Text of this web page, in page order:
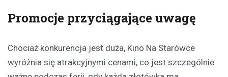
Promocje przyciągające uwagę
Chociaż konkurencja jest duża, Kino Na Starówce
wyróżnia się atrakcyjnymi cenami, co jest szczególnie